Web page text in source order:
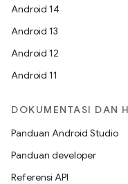
Android 14
Android 13
Android 12
Android 11
DOKUMENTASI DAN
Panduan Android Studio
Panduan developer
Referensi API